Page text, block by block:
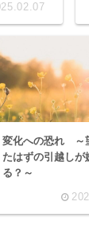
変化への恐れ ～
たはずの引越しが
る？～